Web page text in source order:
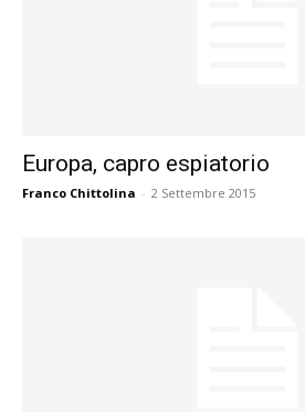
Europa, capro espiatorio
Franco Chittolina - 2 Settembre 2015